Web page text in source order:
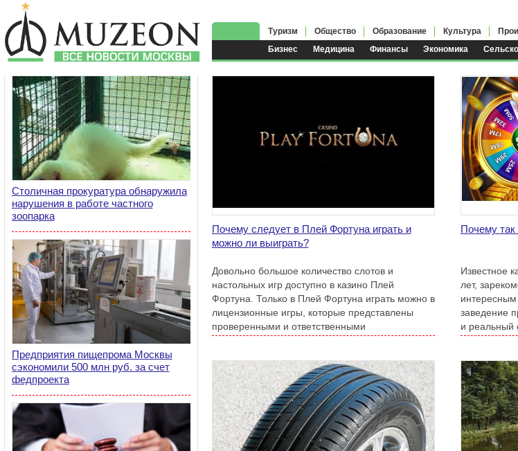
Бизнес Медицина Финансы Экономика
Туризм Общество Образование Культура
Столичная прокуратура обнаружила
нарушения в работе частного
зоопарка
Предприятия пищепрома Москвы
сэкономили 500 млн руб. за счет
федпроекта
Почему следует в Плей Фортуна играть и
можно ли выиграть?
Довольно большое количество слотов и
настольных игр доступно в казино Плей
Фортуна. Только в Плей Фортуна играть можно в
лицензионные игры, которые представлены
проверенными и ответственными
Почему так
Известное
лет,
заведение
и реальный